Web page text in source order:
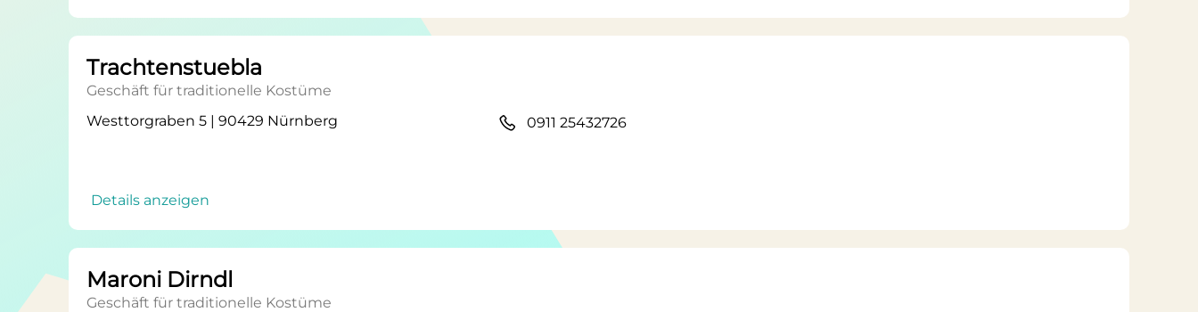
Trachtenstuebla
Geschäft für traditionelle Kostüme
Westtorgraben 5 | 90429 Nürnberg
Details anzeigen
0911 25432726
Maroni Dirndl
Geschäft für traditionelle Kostüme